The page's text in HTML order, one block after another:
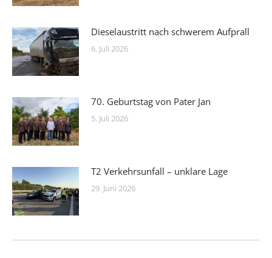
Dieselaustritt nach schwerem Aufprall
6. Juli 2026
70. Geburtstag von Pater Jan
5. Juli 2026
T2 Verkehrsunfall – unklare Lage
29. Juni 2026